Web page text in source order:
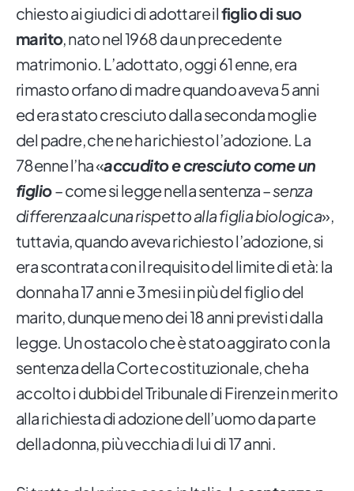
chiesto ai giudici di adottare ilfiglio di suo
marito, nato nel 1968 da un precedente
matrimonio. L’adottato, oggi 61 enne, era
rimasto orfano di madre quando aveva 5 anni
ed era stato cresciuto dalla seconda moglie
del padre, che ne ha richiesto l’adozione. La
78enne l’ha «accudito e cresciuto come un
figlio– come si legge nella sentenza –senza
differenza alcuna rispetto alla figlia biologica»,
tuttavia, quando aveva richiesto l’adozione, si
era scontrata con il requisito del limite di età: la
donna ha 17 anni e 3 mesi in più del figlio del
marito, dunque meno dei 18 anni previsti dalla
legge. Un ostacolo che è stato aggirato con la
sentenza della Corte costituzionale, che ha
accolto i dubbi del Tribunale di Firenze in merito
alla richiesta di adozione dell’uomo da parte
della donna, più vecchia di lui di 17 anni.